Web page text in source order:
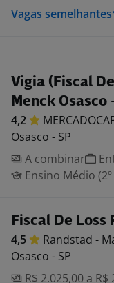
Vagas semelhantes
Vigia (Fiscal
Menck Osasco
4,2
Osasco - SP
A combinar
Ensino Médio
Fiscal De
4,5 Randstad -
Osasco - SP
R$ 2.025,00 a R$